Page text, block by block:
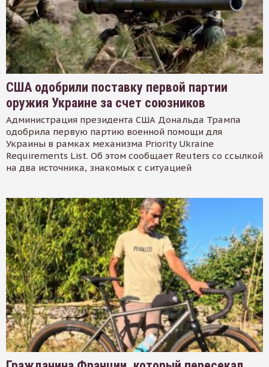
США одобрили поставку первой партии
оружия Украине за счет союзников
Администрация президента США Дональда Трампа
одобрила первую партию военной помощи для
Украины в рамках механизма Priority Ukraine
Requirements List. Об этом сообщает Reuters со ссылкой
на два источника, знакомых с ситуацией